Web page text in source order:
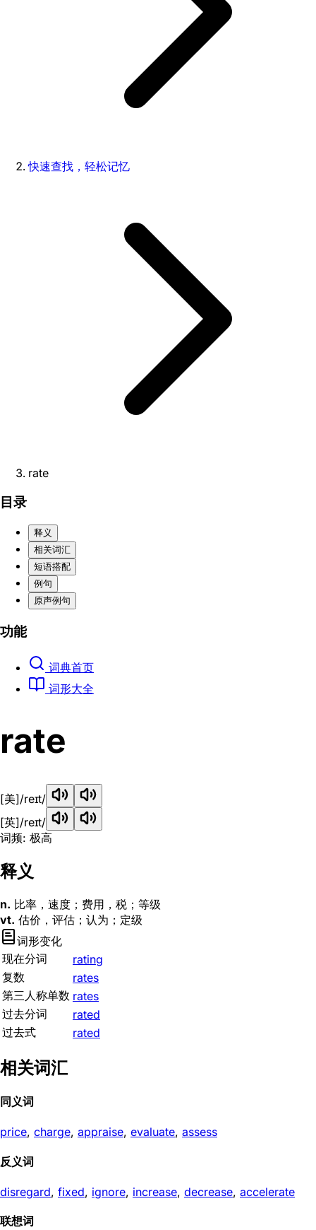
快速查找，轻松记忆
rate
目录
释义
相关词汇
短语搭配
例句
原声例句
功能
词典首页
词形大全
rate
[美]/reɪt/
[英]/reɪt/
词频: 极高
释义
n. 比率，速度；费用，税；等级
vt. 估价，评估；认为；定级
词形变化
现在分词
rating
复数
rates
第三人称单数 rates
过去分词
rated
过去式
rated
相关词汇
同义词
price, charge, appraise, evaluate, assess
反义词
disregard, fixed, ignore, increase, decrease, accelerate
联想词